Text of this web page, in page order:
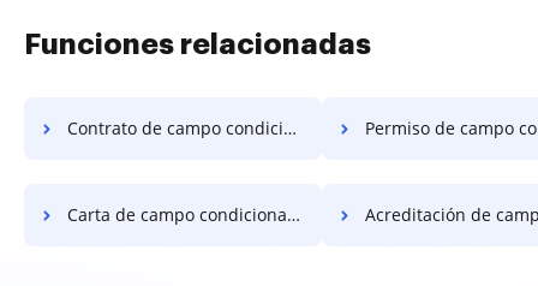
Funciones relacionadas
Contrato de campo condicional dividido Permiso de campo
Carta de campo condicional dividido Acreditación de campo